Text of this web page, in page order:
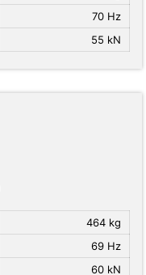
70 Hz
55 kN
464 kg
69 Hz
60 kN